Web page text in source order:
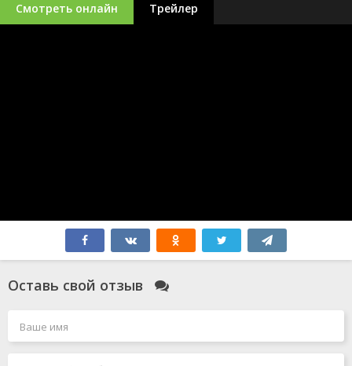
Смотреть онлайн Трейлер
Оставь свой отзыв